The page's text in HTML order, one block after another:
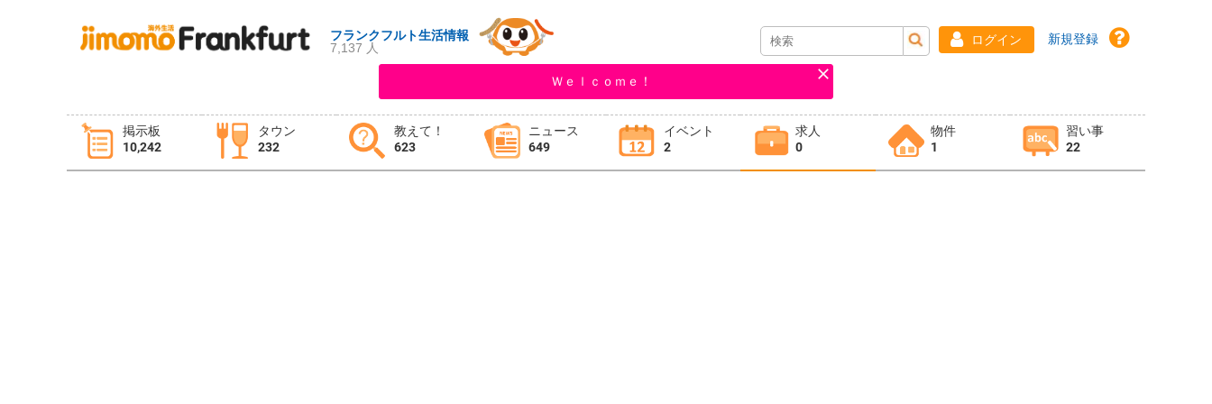
フランクフルト生活情報
7,137 人
ログイン 新規登録
Ｗｅｌｃｏｍｅ！
掲示板
10,242
タウン
232
教えて！
623
ニュース
649
イベント
2
求人
0
物件
1
習い事
22
タウン情報